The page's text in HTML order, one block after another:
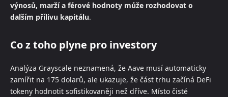
výnosů, marží a férové hodnoty může rozhodovat o
dalším přílivu kapitálu.
Co z toho plyne pro investory
Analýza Grayscale neznamená, že Aave musí automaticky
zamířit na 175 dolarů, ale ukazuje, že část trhu začíná DeFi
tokeny hodnotit sofistikovaněji než dříve. Místo čisté